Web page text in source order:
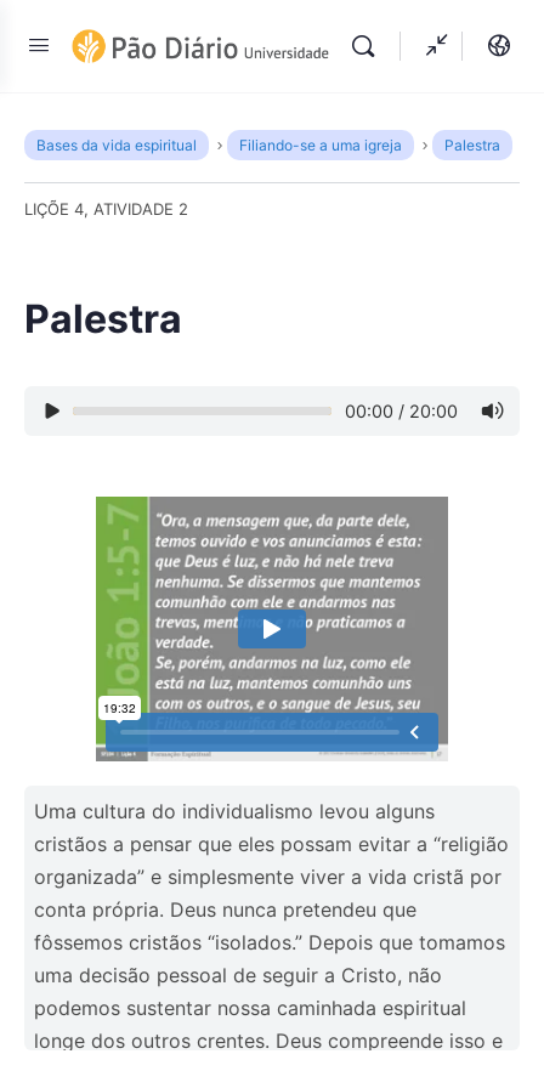
Bases da vida espiritual Filiando-se a uma igreja Palestra
LIÇÕE 4, ATIVIDADE 2
Palestra
00:00 / 20:00
Uma cultura do individualismo levou alguns
cristãos a pensar que eles possam evitar a “religião
organizada” e simplesmente viver a vida cristã por
conta própria. Deus nunca pretendeu que
fôssemos cristãos “isolados.” Depois que tomamos
uma decisão pessoal de seguir a Cristo, não
podemos sustentar nossa caminhada espiritual
longe dos outros crentes. Deus compreende isso e